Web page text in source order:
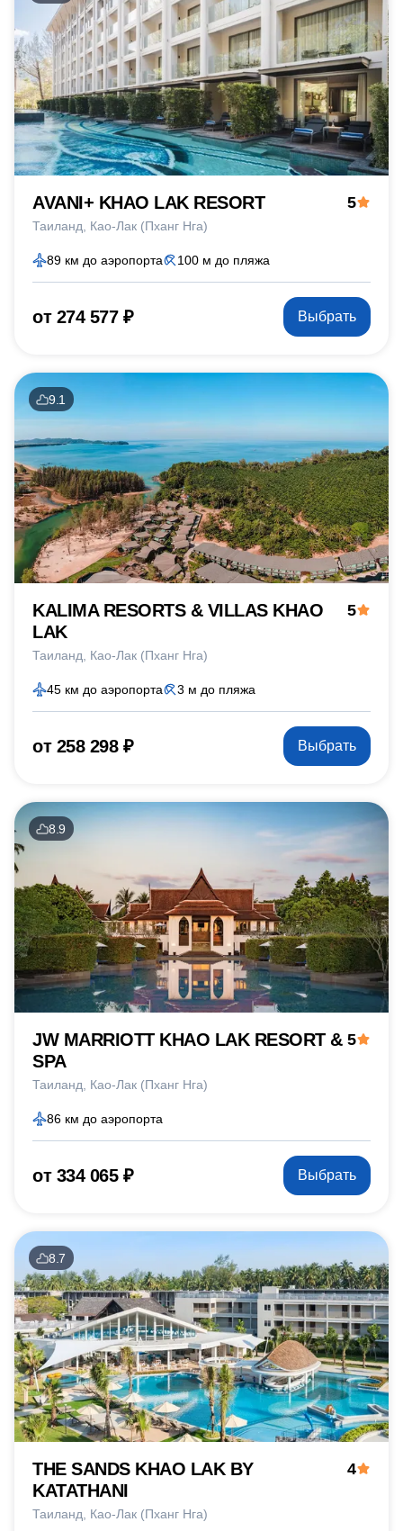
AVANI+ KHAO LAK RESORT
Таиланд Као-Лак (Пханг Нга)
5
89 км до аэропорта 100 м до пляжа
от 274 577 ₽ Выбрать
9.1
KALIMA RESORTS & VILLAS KHAO
LAK
Таиланд Као-Лак (Пханг Нга)
5
45 км до аэропорта 3 м до пляжа
от 258 298 ₽ Выбрать
8.9
JW MARRIOTT KHAO LAK RESORT &
SPA
Таиланд Као-Лак (Пханг Нга)
5
86 км до аэропорта
от 334 065 ₽ Выбрать
8.7
THE SANDS KHAO LAK BY
KATATHANI
Таиланд Као-Лак (Пханг Нга)
4